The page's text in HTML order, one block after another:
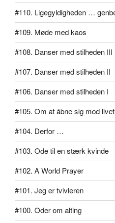
#110. Ligegyldigheden …
#109. Møde med kaos
#108. Danser med stilheden III
#107. Danser med stilheden II
#106. Danser med stilheden I
#105. Om at åbne sig mod livet
#104. Derfor …
#103. Ode til en stærk kvinde
#102. A World Prayer
#101. Jeg er tvivleren
#100. Oder om alting